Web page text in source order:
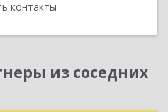
контакты
из соседних